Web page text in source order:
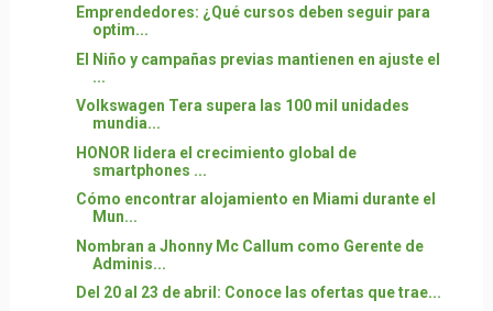
Emprendedores: ¿Qué cursos deben seguir para
optim...
El Niño y campañas previas mantienen en ajuste el
...
Volkswagen Tera supera las 100 mil unidades
mundia...
HONOR lidera el crecimiento global de
smartphones ...
Cómo encontrar alojamiento en Miami durante el
Mun...
Nombran a Jhonny Mc Callum como Gerente de
Adminis...
Del 20 al 23 de abril: Conoce las ofertas que trae...